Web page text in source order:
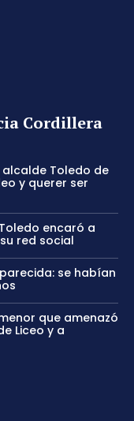
Cordillera
Toledo de
y querer ser
encaró a
red social
se habían
que amenazó
Liceo y a